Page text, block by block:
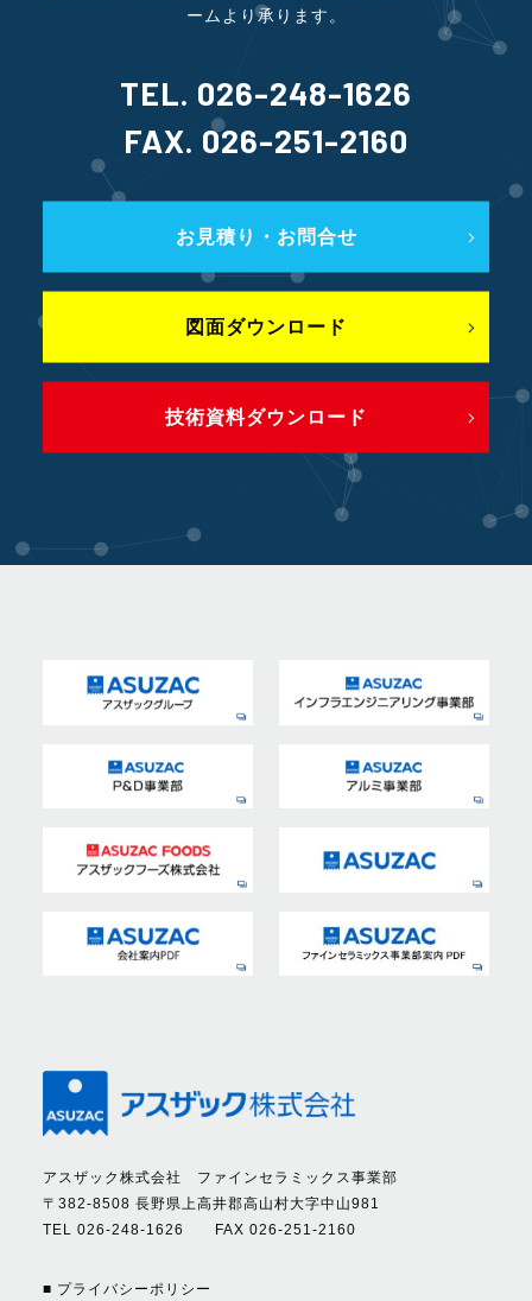
ームより承ります。
TEL. 026-248-1626
FAX. 026-251-2160
お見積り・お問合せ
図面ダウンロード
技術資料ダウンロード
アスザック株式会社 ファインセラミックス事業部
〒382-8508 長野県上高井郡高山村大字中山981
TEL 026-248-1626 FAX 026-251-2160
■ プライバシーポリシー